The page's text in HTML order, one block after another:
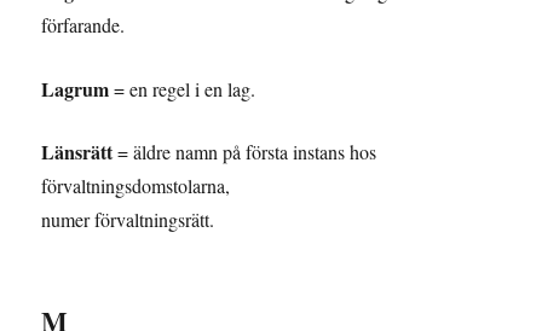
förfarande.
Lagrum= en regel i en lag.
Länsrätt= äldre namn på första instans hos
förvaltningsdomstolarna,
numer förvaltningsrätt.
M